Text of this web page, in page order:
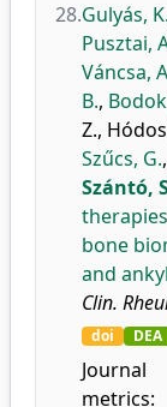
28.Gulyás, K.
Pusztai,
Váncsa,
B.,
Z.,
Szűcs, G.,
Szántó,
bone
and
Clin.
doi DEA
Journal
metrics: